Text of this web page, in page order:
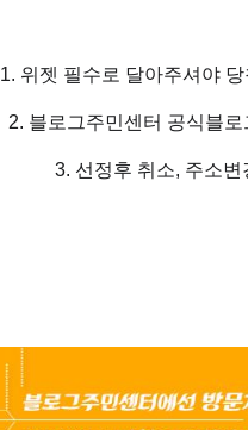
1. 위젯 필수로 달아주셔야
2. 블로그주민센터 공식블
3. 선정후 취소, 주소